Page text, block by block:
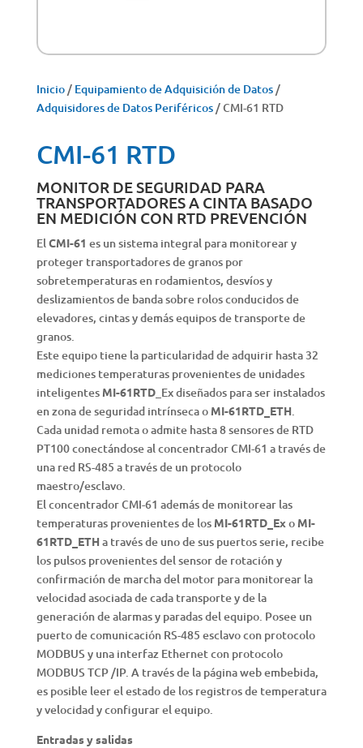
Inicio/ Equipamiento de Adquisición de Datos/
Adquisidores de Datos Periféricos/ CMI-61 RTD
CMI-61 RTD
MONITOR DE SEGURIDAD PARA
TRANSPORTADORES A CINTA BASADO
EN MEDICIÓN CON RTD PREVENCIÓN
ElCMI-61 es un sistema integral para monitorear y
proteger transportadores de granos por
sobretemperaturas en rodamientos, desvíos y
deslizamientos de banda sobre rolos conducidos de
elevadores, cintas y demás equipos de transporte de
granos.
Este equipo tiene la particularidad de adquirir hasta 32
mediciones temperaturas provenientes de unidades
inteligentes MI-61RTD_Ex diseñados para ser instalados
en zona de seguridad intrínseca o MI-61RTD_ETH.
Cada unidad remota o admite hasta 8 sensores de RTD
PT100 conectándose al concentrador CMI-61 a través de
una red RS-485 a través de un protocolo
maestro/esclavo.
El concentrador CMI-61 además de monitorear las
temperaturas provenientes de los MI-61RTD_Exo MI-
61RTD_ETHa través de uno de sus puertos serie, recibe
los pulsos provenientes del sensor de rotación y
confirmación de marcha del motor para monitorear la
velocidad asociada de cada transporte y de la
generación de alarmas y paradas del equipo. Posee un
puerto de comunicación RS-485 esclavo con protocolo
MODBUS y una interfaz Ethernet con protocolo
MODBUS TCP /IP. A través de la página web embebida,
es posible leer el estado de los registros de temperatura
y velocidad y configurar el equipo.
Entradas y salidas